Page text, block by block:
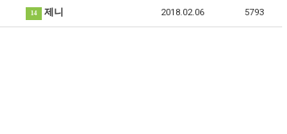
14 제니 2018.02.06 5793